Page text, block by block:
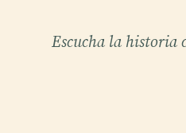
Escucha la historia